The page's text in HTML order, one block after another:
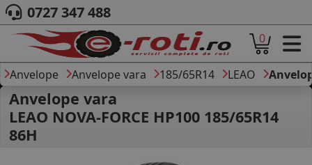
ACASA
DESPRE NOI
ANVELOPE
AUTO
CAMION
0727 347 488
0
Anvelope Anvelope vara 185/65R14 LEAO
Anvelope vara
LEAO NOVA-FORCE HP100 185/65R14
86H